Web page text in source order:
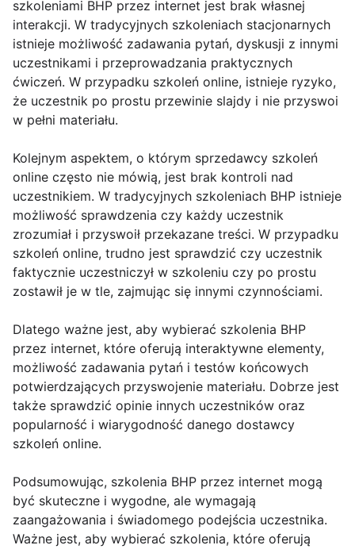
szkoleniami BHP przez internet jest brak własnej
interakcji. W tradycyjnych szkoleniach stacjonarnych
istnieje możliwość zadawania pytań, dyskusji z innymi
uczestnikami i przeprowadzania praktycznych
ćwiczeń. W przypadku szkoleń online, istnieje ryzyko,
że uczestnik po prostu przewinie slajdy i nie przyswoi
w pełni materiału.
Kolejnym aspektem, o którym sprzedawcy szkoleń
online często nie mówią, jest brak kontroli nad
uczestnikiem. W tradycyjnych szkoleniach BHP istnieje
możliwość sprawdzenia czy każdy uczestnik
zrozumiał i przyswoił przekazane treści. W przypadku
szkoleń online, trudno jest sprawdzić czy uczestnik
faktycznie uczestniczył w szkoleniu czy po prostu
zostawił je w tle, zajmując się innymi czynnościami.
Dlatego ważne jest, aby wybierać szkolenia BHP
przez internet, które oferują interaktywne elementy,
możliwość zadawania pytań i testów końcowych
potwierdzających przyswojenie materiału. Dobrze jest
także sprawdzić opinie innych uczestników oraz
popularność i wiarygodność danego dostawcy
szkoleń online.
Podsumowując, szkolenia BHP przez internet mogą
być skuteczne i wygodne, ale wymagają
zaangażowania i świadomego podejścia uczestnika.
Ważne jest, aby wybierać szkolenia, które oferują